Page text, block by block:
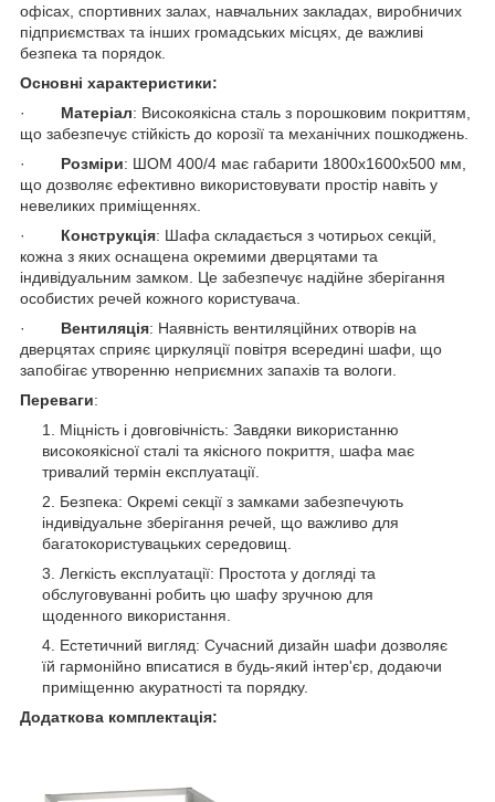
офісах, спортивних залах, навчальних закладах, виробничих
підприємствах та інших громадських місцях, де важливі
безпека та порядок.
Основні характеристики:
· Матеріал: Високоякісна сталь з порошковим покриттям,
що забезпечує стійкість до корозії та механічних пошкоджень.
· Розміри: ШОМ 400/4 має габарити 1800х1600х500 мм,
що дозволяє ефективно використовувати простір навіть у
невеликих приміщеннях.
· Конструкція: Шафа складається з чотирьох секцій,
кожна з яких оснащена окремими дверцятами та
індивідуальним замком. Це забезпечує надійне зберігання
особистих речей кожного користувача.
· Вентиляція: Наявність вентиляційних отворів на
дверцятах сприяє циркуляції повітря всередині шафи, що
запобігає утворенню неприємних запахів та вологи.
Переваги:
Міцність і довговічність: Завдяки використанню
високоякісної сталі та якісного покриття, шафа має
тривалий термін експлуатації.
Безпека: Окремі секції з замками забезпечують
індивідуальне зберігання речей, що важливо для
багатокористувацьких середовищ.
Легкість експлуатації: Простота у догляді та
обслуговуванні робить цю шафу зручною для
щоденного використання.
Естетичний вигляд: Сучасний дизайн шафи дозволяє
їй гармонійно вписатися в будь-який інтер'єр, додаючи
приміщенню акуратності та порядку.
Додаткова комплектація: